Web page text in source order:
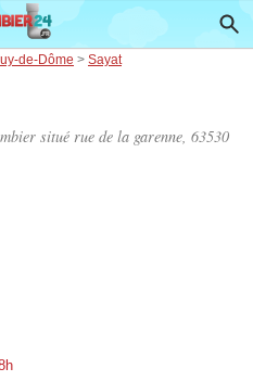
de-Dôme > Sayat
situé rue de la garenne, 63530